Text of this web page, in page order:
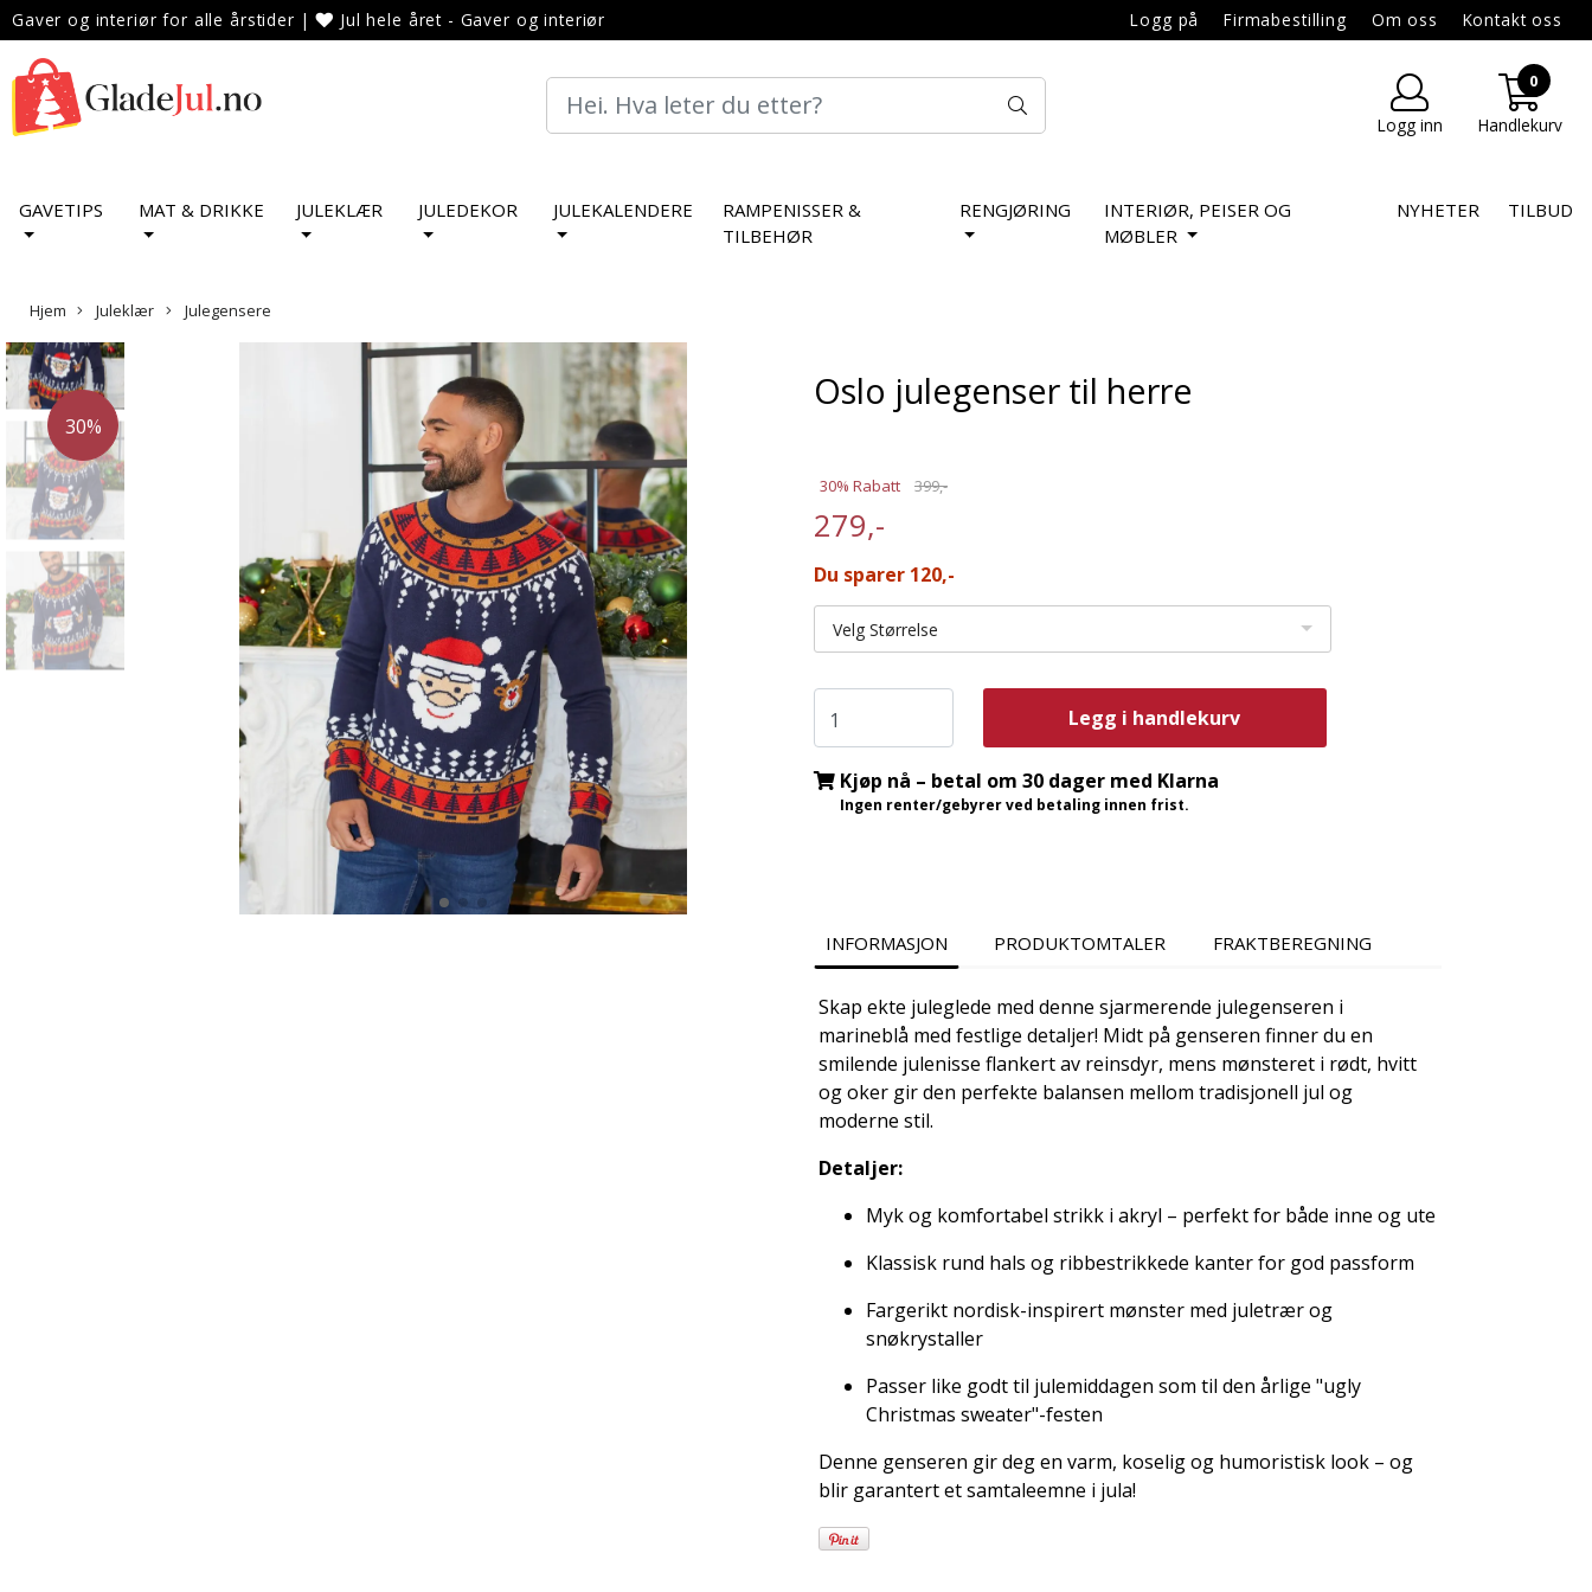
Gaver og interiør for alle årstider | Jul hele året - Gaver og interiør Logg på Firmabestilling Om oss Kontakt oss
Logg inn
0
Handlekurv
GAVETIPS MAT & DRIKKE JULEKLÆR JULEDEKOR JULEKALENDERE
RAMPENISSER &
TILBEHØR
RENGJØRING
INTERIØR, PEISER OG
MØBLER
NYHETER TILBUD
Hjem Juleklær Julegensere
30%
Oslo julegenser til herre
30% Rabatt 399,-
279,-
Du sparer 120,-
Velg Størrelse
Legg i handlekurv
Kjøp nå – betal om 30 dager med Klarna
Ingen renter/gebyrer ved betaling innen frist.
INFORMASJON PRODUKTOMTALER FRAKTBEREGNING
Skap ekte juleglede med denne sjarmerende julegenseren i
marineblå med festlige detaljer! Midt på genseren finner du en
smilende julenisse flankert av reinsdyr, mens mønsteret i rødt, hvitt
og oker gir den perfekte balansen mellom tradisjonell jul og
moderne stil.
Detaljer:
Myk og komfortabel strikk i akryl – perfekt for både inne og ute
Klassisk rund hals og ribbestrikkede kanter for god passform
Fargerikt nordisk-inspirert mønster med juletrær og
snøkrystaller
Passer like godt til julemiddagen som til den årlige "ugly
Christmas sweater"-festen
Denne genseren gir deg en varm, koselig og humoristisk look – og
blir garantert et samtaleemne i jula!